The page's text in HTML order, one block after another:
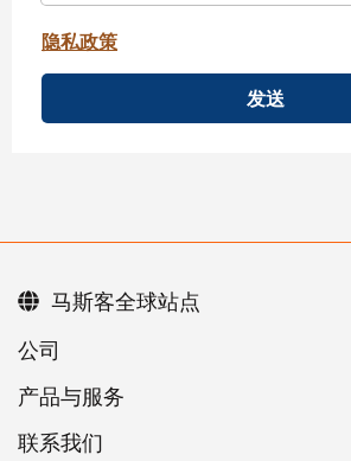
隐私政策
发送
公司
产品与服务
联系我们
马斯客全球站点